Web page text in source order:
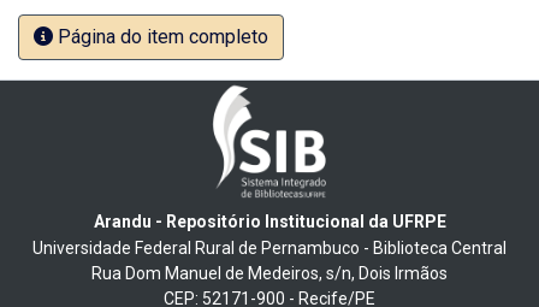
Página do item completo
Arandu - Repositório Institucional da UFRPE
Universidade Federal Rural de Pernambuco - Biblioteca Central
Rua Dom Manuel de Medeiros, s/n, Dois Irmãos
CEP: 52171-900 - Recife/PE